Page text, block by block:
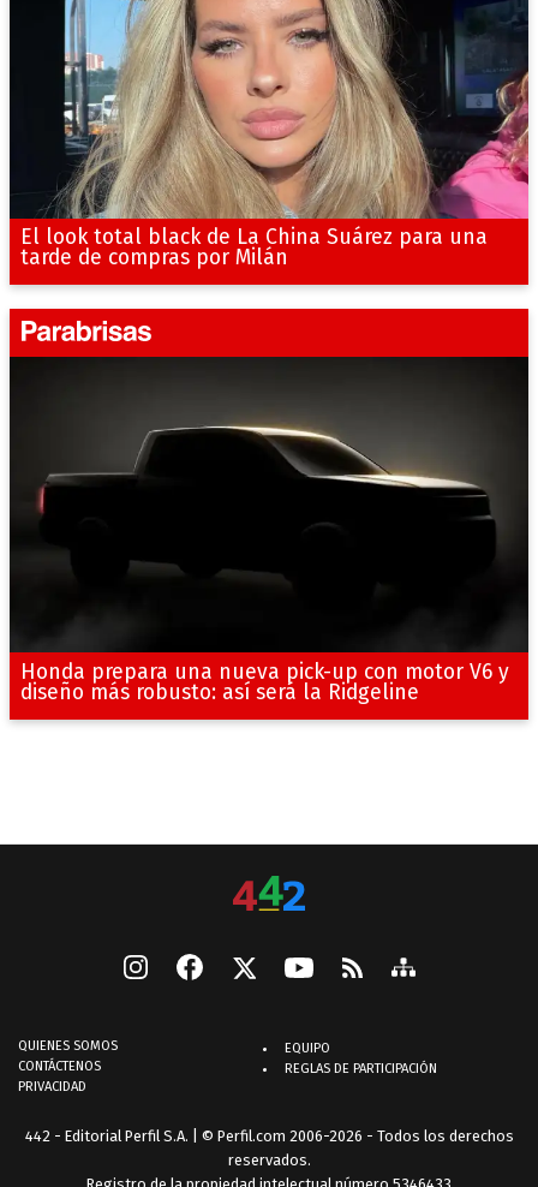
El look total black de La China Suárez para una
tarde de compras por Milán
Honda prepara una nueva pick-up con motor V6 y
diseño más robusto: así será la Ridgeline
QUIENES SOMOS
CONTÁCTENOS
PRIVACIDAD
EQUIPO
REGLAS DE PARTICIPACIÓN
442 - Editorial Perfil S.A. | © Perfil.com 2006-2026 - Todos los derechos
reservados.